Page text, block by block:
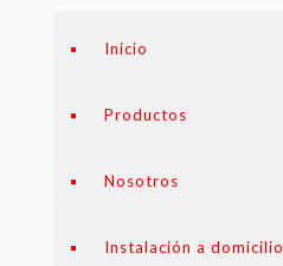
Inicio
Productos
Nosotros
Instalación a domicilio